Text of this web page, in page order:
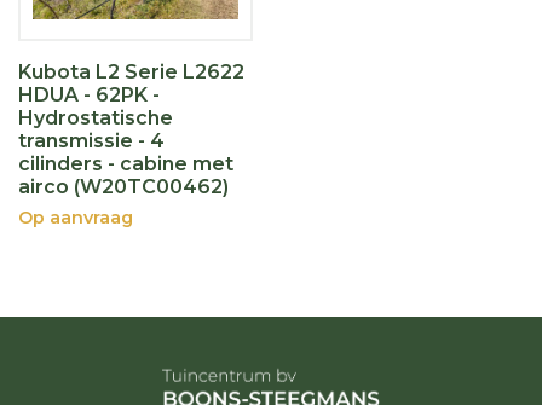
Kubota L2 Serie L2622
HDUA - 62PK -
Hydrostatische
transmissie - 4
cilinders - cabine met
airco (W20TC00462)
Op aanvraag